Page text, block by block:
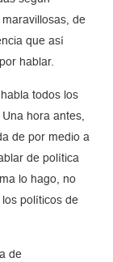
de
que así
hablar.
todos los
hora antes,
de por medio a
de política
lo hago, no
los políticos de
de